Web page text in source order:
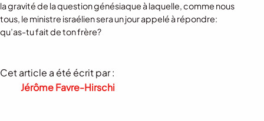
la gravité de la question génésiaque à laquelle, comme nous
tous, le ministre israélien sera un jour appelé à répondre:
qu’as-tu fait de ton frère?
Cet article a été écrit par :
Jérôme Favre-Hirschi